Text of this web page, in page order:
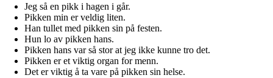
Jeg så en pikk i hagen i går.
Pikken min er veldig liten.
Han tullet med pikken sin på festen.
Hun lo av pikken hans.
Pikken hans var så stor at jeg ikke kunne tro det.
Pikken er et viktig organ for menn.
Det er viktig å ta vare på pikken sin helse.